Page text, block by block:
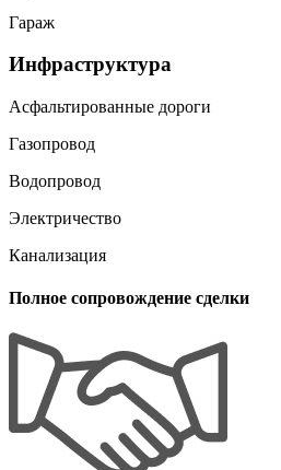
Гараж
Инфраструктура
Асфальтированные дороги
Газопровод
Водопровод
Электричество
Канализация
Полное сопровождение сделки